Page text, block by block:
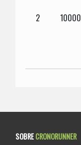
2 10000
SOBRECRONORUNNER